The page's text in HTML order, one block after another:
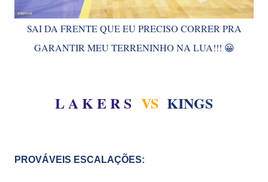
SAI DA FRENTE QUE EU PRECISO CORRER PRA
GARANTIR MEU TERRENINHO NA LUA!!! 😀
L A K E R S VS KINGS
PROVÁVEIS ESCALAÇÕES: